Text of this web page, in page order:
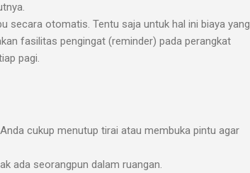
secara otomatis. Tentu saja untuk hal ini biaya yang
fasilitas pengingat (reminder) pada perangkat
pagi.
cukup menutup tirai atau membuka pintu agar
ada seorangpun dalam ruangan.